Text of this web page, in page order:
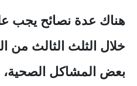
هناك عدة نصائح يجب
خلال الثلث الثالث
بعض المشاكل الصحية،